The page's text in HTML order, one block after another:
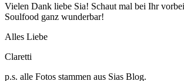
Vielen Dank liebe Sia! Schaut mal bei Ihr
Soulfood ganz wunderbar!
Alles Liebe
Claretti
p.s. alle Fotos stammen aus Sias Blog.